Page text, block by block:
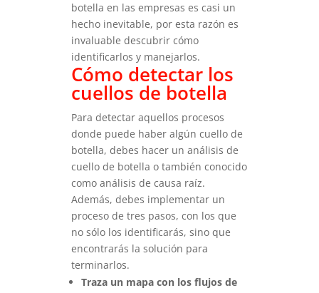
botella en las empresas es casi un
hecho inevitable, por esta razón es
invaluable descubrir cómo
identificarlos y manejarlos.
Cómo detectar los
cuellos de botella
Para detectar aquellos procesos
donde puede haber algún cuello de
botella, debes hacer un análisis de
cuello de botella o también conocido
como análisis de causa raíz.
Además, debes implementar un
proceso de tres pasos, con los que
no sólo los identificarás, sino que
encontrarás la solución para
terminarlos.
Traza un mapa con los flujos de